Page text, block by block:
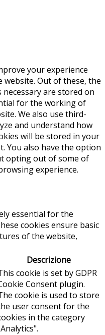
your experience
Out of these, the
are stored on
for the working of
We also use third-
and understand how
will be stored in your
You also have the option
opting out of some of
experience.
essential for the
cookies ensure basic
of the website,
Descrizione
cookie is set by GDPR
Consent plugin.
cookie is used to store
user consent for the
in the category